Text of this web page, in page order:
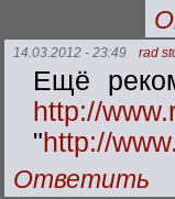
14.03.2012 - 23:49 rad
Ещё
http://
"http://
Ответить